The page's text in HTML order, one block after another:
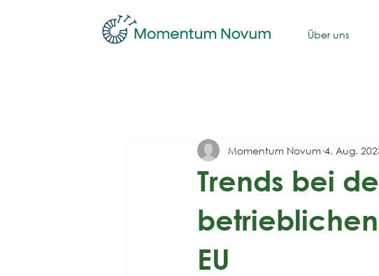
Über uns
Trends bei
EU
Momentum Novum 4. Aug.